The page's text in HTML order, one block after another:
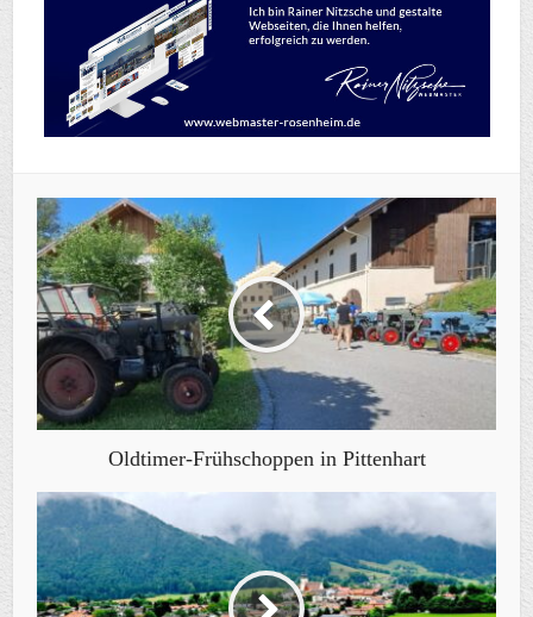
Oldtimer-Frühschoppen in Pittenhart